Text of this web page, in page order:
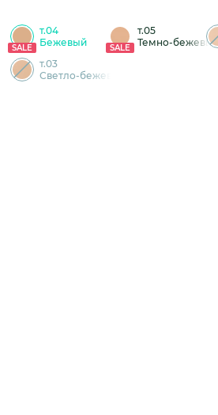
SALE
т.04
Бежевый
SALE
т.05
Темно-бежевый
т.03
Светло-бежевый